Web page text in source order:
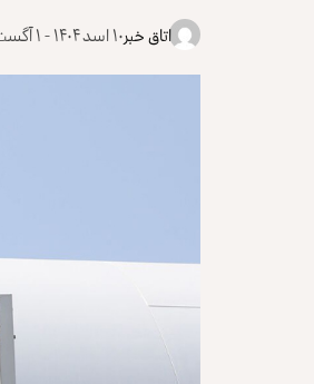
اتاق خبر۱۰ اسد ۱۴۰۴ - ۱ آگست ۲۰۲۵